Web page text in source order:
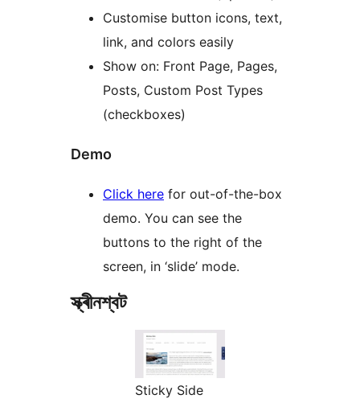
Customise button icons, text,
link, and colors easily
Show on: Front Page, Pages,
Posts, Custom Post Types
(checkboxes)
Demo
Click here for out-of-the-box
demo. You can see the
buttons to the right of the
screen, in ‘slide’ mode.
স্ক্ৰীনশ্বট
Sticky Side